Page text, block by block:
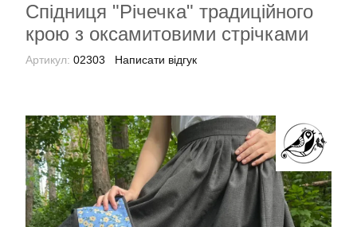
Спідниця "Річечка" традиційного
крою з оксамитовими стрічками
Артикул: 02303 Написати відгук